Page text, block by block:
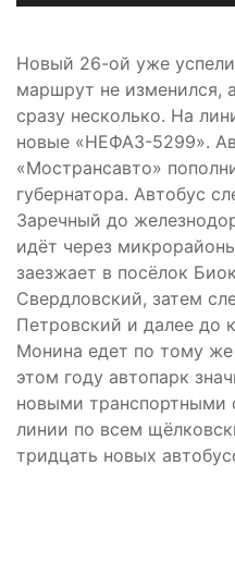
Новый 26-ой уже
маршрут не изменился,
сразу несколько. На
новые «НЕФАЗ-5299».
«Мострансавто»
губернатора. Автобус
Заречный до
идёт через
заезжает в посёлок
Свердловский, затем
Петровский и далее до
Монина едет по тому
этом году автопарк
новыми транспортными
линии по всем
тридцать новых